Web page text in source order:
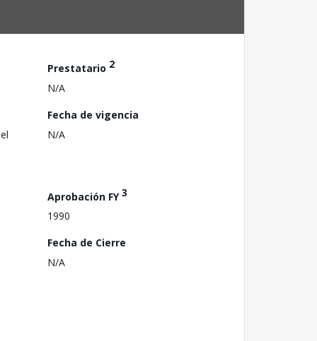
Prestatario 2
N/A
Fecha de vigencia
N/A
Aprobación FY3
1990
Fecha de Cierre
N/A